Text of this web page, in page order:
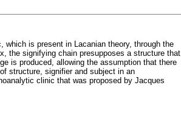
is present in Lacanian theory, through the
the signifying chain presupposes a structure that
is produced, allowing the assumption that there
structure, signifier and subject in an
clinic that was proposed by Jacques